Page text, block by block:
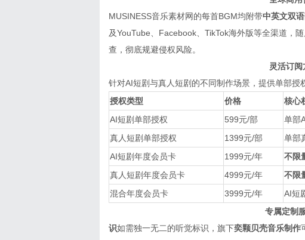
MUSINESS音乐素材网的每首BGM均附带中英文双
及YouTube、Facebook、TikTok海外版等全渠道，
查，彻底规避侵权风险。
灵活订
针对AI短剧与真人短剧的不同制作场景，提供单部授
授权类型
价格
核心
AI短剧单部授权
599元/部
单部
真人短剧单部授权
1399元/部
单部
AI短剧年度会员卡
1999元/年 不限
真人短剧年度会员卡
4999元/年 不限
混合年度会员卡
3999元/年
AI短
专属定制
识如需独一无二的听觉标识，旗下奕颗贝壳音乐制作